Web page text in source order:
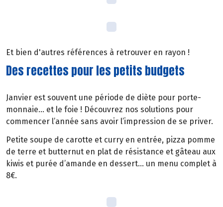
Et bien d'autres références à retrouver en rayon !
Des recettes pour les petits budgets
Janvier est souvent une période de diète pour porte-
monnaie… et le foie ! Découvrez nos solutions pour
commencer l’année sans avoir l’impression de se priver.
Petite soupe de carotte et curry en entrée, pizza pomme
de terre et butternut en plat de résistance et gâteau aux
kiwis et purée d’amande en dessert… un menu complet à
8€.